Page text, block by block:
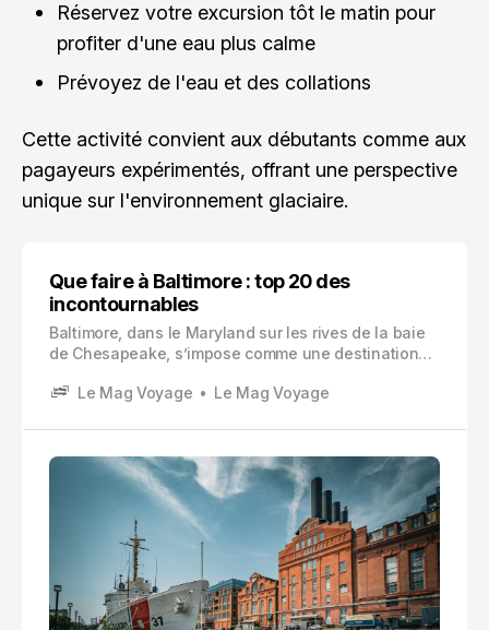
Réservez votre excursion tôt le matin pour
profiter d'une eau plus calme
Prévoyez de l'eau et des collations
Cette activité convient aux débutants comme aux
pagayeurs expérimentés, offrant une perspective
unique sur l'environnement glaciaire.
Que faire à Baltimore : top 20 des
incontournables
Baltimore, dans le Maryland sur les rives de la baie
de Chesapeake, s’impose comme une destination
attention. Cette ville portuaire combine
une scène culturelle vibrante et une multitude de
loisirs.
Le Mag Voyage Le Mag Voyage